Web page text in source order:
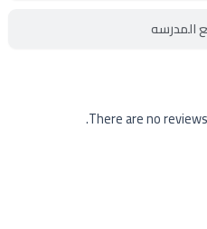
المدرسه
There are no